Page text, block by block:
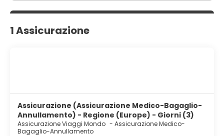
1 Assicurazione
Assicurazione (Assicurazione Medico-Bagaglio-
Annullamento) - Regione (Europe) - Giorni (3)
Assicurazione Viaggi Mondo - Assicurazione Medico-
Bagaglio-Annullamento